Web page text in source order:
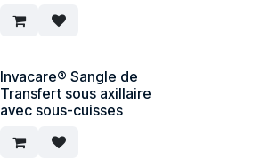
Invacare® Sangle de
Transfert sous axillaire
avec sous-cuisses